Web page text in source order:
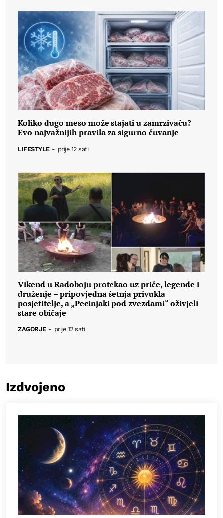
Koliko dugo meso može stajati u zamrzivaču?
Evo najvažnijih pravila za sigurno čuvanje
LIFESTYLE - prije 12 sati
Vikend u Radoboju protekao uz priče, legende i
druženje – pripovjedna šetnja privukla
posjetitelje, a „Pecinjaki pod zvezdami“ oživjeli
stare običaje
ZAGORJE - prije 12 sati
Izdvojeno